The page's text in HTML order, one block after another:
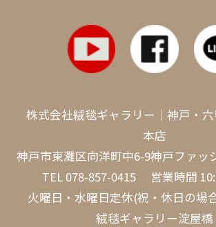
株式会社絨毯ギャラリー｜神戸・
本店
神戸市東灘区向洋町中6-9神戸ファッ
TEL 078-857-0415 営業時間
火曜日・水曜日定休(祝・休日の場
絨毯ギャラリー淀屋橋